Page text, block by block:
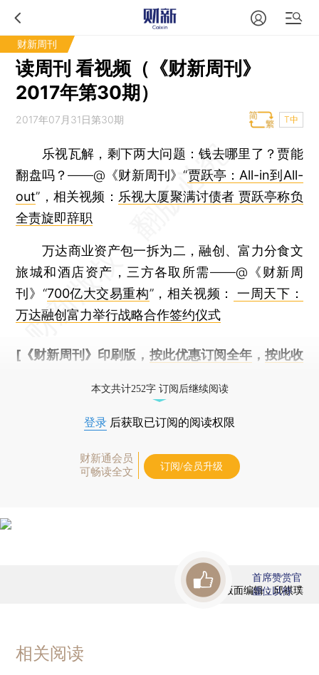
财新周刊
读周刊 看视频（《财新周刊》
2017年第30期）
2017年07月31日第30期 T中
乐视瓦解，剩下两大问题：钱去哪里了？贾能
翻盘吗？——@《财新周刊》“贾跃亭：All-in到All-
out”，相关视频： 乐视大厦聚满讨债者 贾跃亭称负
全责旋即辞职
万达商业资产包一拆为二，融创、富力分食文
旅城和酒店资产，三方各取所需——@《财新周
刊》“700亿大交易重构”，相关视频：
一周天下：
万达融创富力举行战略合作签约仪式
[《财新周刊》印刷版， 按此优惠订阅全年， 按此收
本文共计252字 订阅后继续阅读
登录 后获取已订阅的阅读权限
财新通会员
可畅读全文
订阅/会员升级
版面编辑：邱祺璞
首席赞赏官
虚位以待
相关阅读